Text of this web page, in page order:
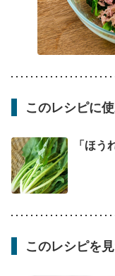
このレシピに
「ほ
このレシピを